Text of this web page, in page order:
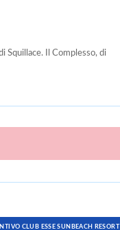
Squillace. Il Complesso, di
CLUB ESSE SUNBEACH RESORT